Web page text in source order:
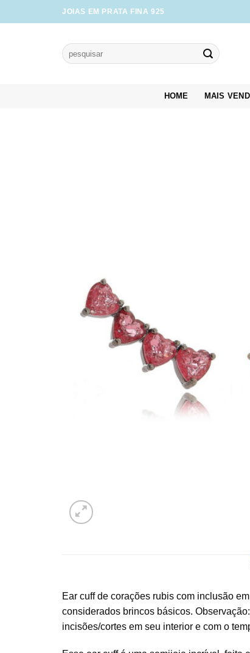
to
JOIAS EM PRATA FINA 925
Pesquisar
por:
HOME MAIS
Ear cuff de corações rubis com inclusão
considerados brincos básicos.
incisões/cortes em seu interior e com o